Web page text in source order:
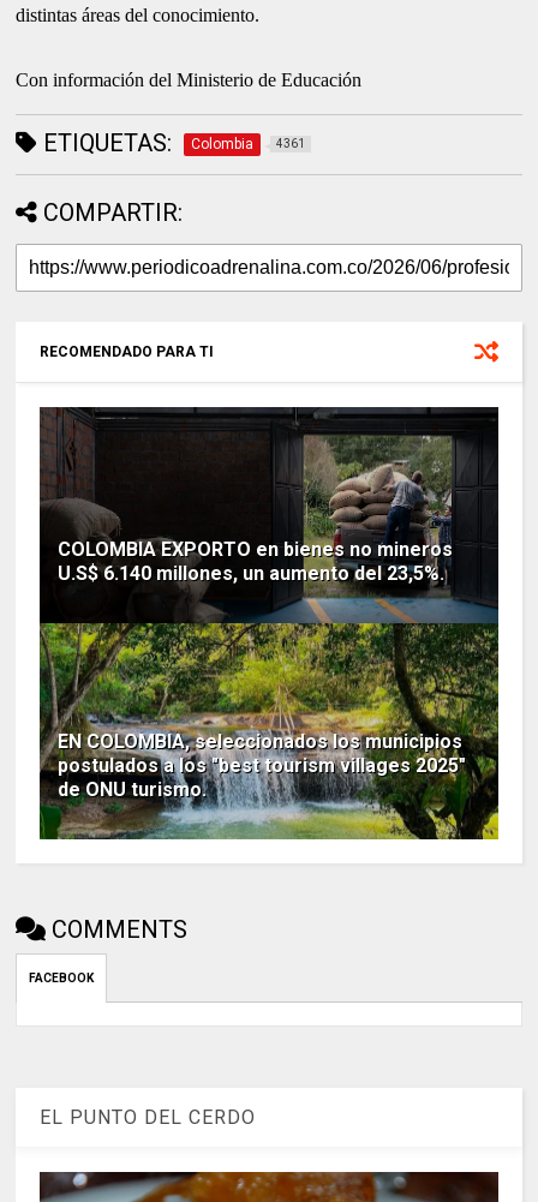
distintas áreas del conocimiento.
Con información del Ministerio de Educación
ETIQUETAS: Colombia 4361
COMPARTIR:
RECOMENDADO PARA TI
COLOMBIA EXPORTO en bienes no mineros
U.S$ 6.140 millones, un aumento del 23,5%.
EN COLOMBIA, seleccionados los municipios
postulados a los "best tourism villages 2025"
de ONU turismo.
COMMENTS
FACEBOOK
EL PUNTO DEL CERDO